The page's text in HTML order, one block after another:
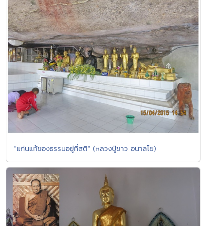
"แก่นแท้ของธรรมอยู่ที่สติ" (หลวงปู่ขาว อนาลโย)